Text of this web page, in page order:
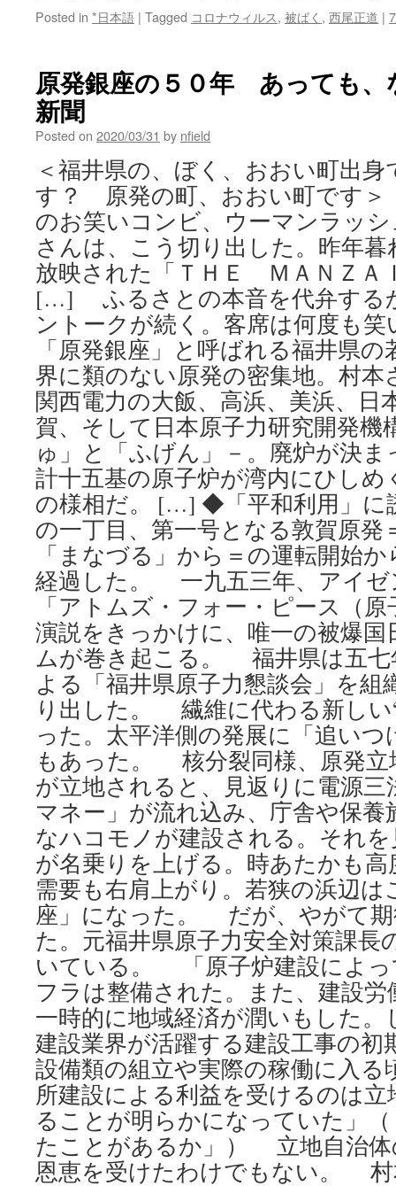
Posted in *日本語 | Tagged コロナウィルス, 被ばく , 西尾正道 |
原発銀座の５０年 あっても、
新聞
Posted on 2020/03/31 by nfield
＜福井県の、ぼく、おおい町出
す？ 原発の町、おおい町です
のお笑いコンビ、ウーマンラッ
さんは、こう切り出した。昨年
放映された「ＴＨＥ ＭＡＮＺＡ
[…] ふるさとの本音を代弁する
ントークが続く。客席は何度も
「原発銀座」と呼ばれる福井県
界に類のない原発の密集地。村
関西電力の大飯、高浜、美浜、日
賀、そして日本原子力研究開発機
ゅ」と「ふげん」－。廃炉が決
計十五基の原子炉が湾内にひしめ
の様相だ。 […] ◆「平和利用」
の一丁目、第一号となる敦賀原発
「まなづる」から＝の運転開始
経過した。 一九五三年、アイゼ
「アトムズ・フォー・ピース（
演説をきっかけに、唯一の被爆国
ムが巻き起こる。 福井県は五七
よる「福井県原子力懇談会」を組
り出した。 繊維に代わる新しい
った。太平洋側の発展に「追い
もあった。 核分裂同様、原発立
が立地されると、見返りに電源三
マネー」が流れ込み、庁舎や保
なハコモノが建設される。それ
が名乗りを上げる。時あたかも高
需要も右肩上がり。若狭の浜辺は
座」になった。 だが、やがて
た。元福井県原子力安全対策課長
いている。 「原子炉建設によっ
フラは整備された。また、建設
一時的に地域経済が潤いもした
建設業界が活躍する建設工事の初
設備類の組立や実際の稼働に入る
所建設による利益を受けるのは
ることが明らかになっていた」
たことがあるか」） 立地自治体
恩恵を受けたわけでもない。